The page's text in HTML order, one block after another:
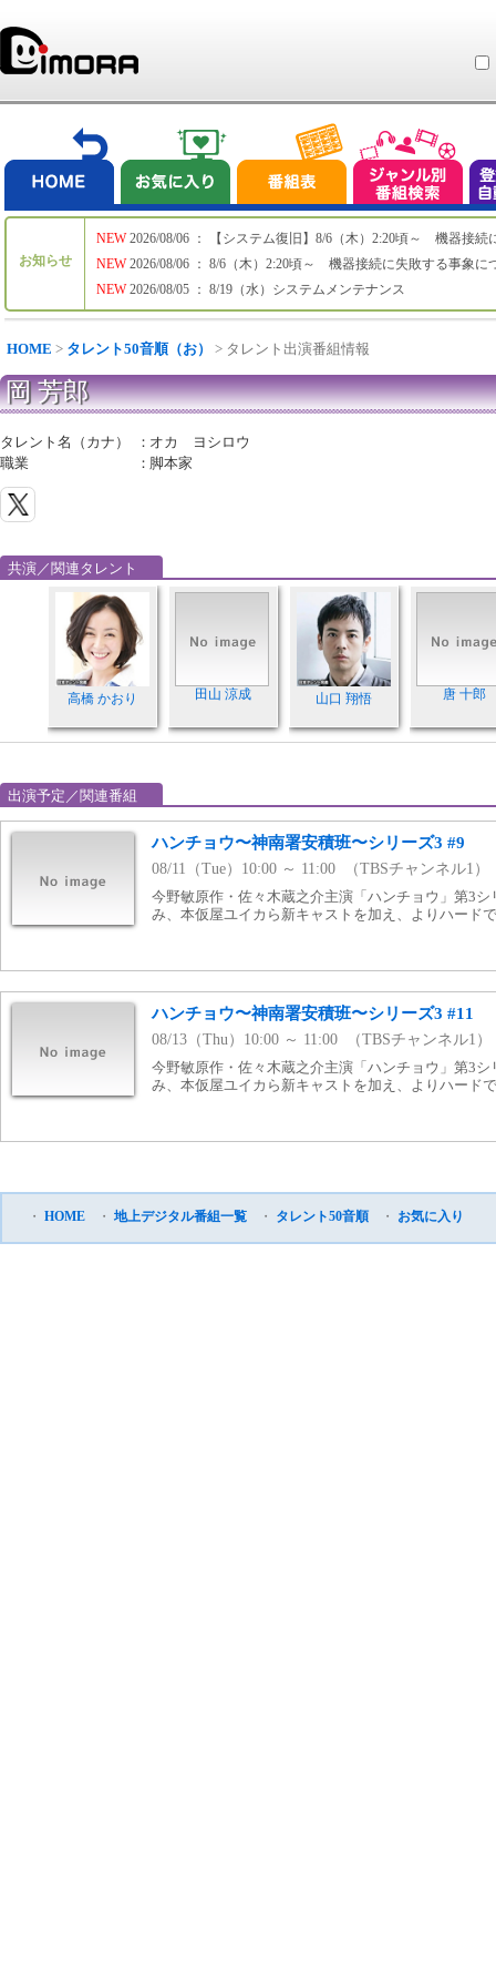
お知らせ
NEW
NEW
NEW
2026/08/06 ： 【システム復旧】8/6（木）2:20頃～ 機器接続
2026/08/06 ： 8/6（木）2:20頃～ 機器接続に失敗する事象に
2026/08/05 ： 8/19（水）システムメンテナンス
HOME > タレント50音順（お） > タレント出演番組情報
岡 芳郎
タレント名（カナ） ： オカ ヨシロウ
職業
： 脚本家
共演／関連タレント
高橋 かおり 田山 涼成 山口 翔悟 唐 十郎
出演予定／関連番組
ハンチョウ〜神南署安積班〜シリーズ3 #9
08/11（Tue）10:00 ～ 11:00 （TBSチャンネル1）
今野敏原作・佐々木蔵之介主演「ハンチョウ」第3
み、本仮屋ユイカら新キャストを加え、よりハード
ハンチョウ〜神南署安積班〜シリーズ3 #11
08/13（Thu）10:00 ～ 11:00 （TBSチャンネル1）
今野敏原作・佐々木蔵之介主演「ハンチョウ」第3
み、本仮屋ユイカら新キャストを加え、よりハード
・ HOME ・ 地上デジタル番組一覧 ・ タレント50音順 ・ お気に入り